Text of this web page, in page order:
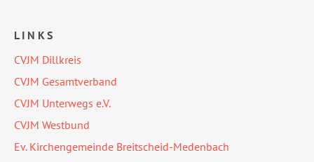
LINKS
CVJM Dillkreis
CVJM Gesamtverband
CVJM Unterwegs e.V.
CVJM Westbund
Ev. Kirchengemeinde Breitscheid-Medenbach